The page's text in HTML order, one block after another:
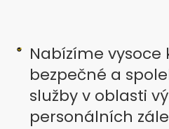
Nabízíme vysoce
bezpečné a
služby v oblasti
personálních